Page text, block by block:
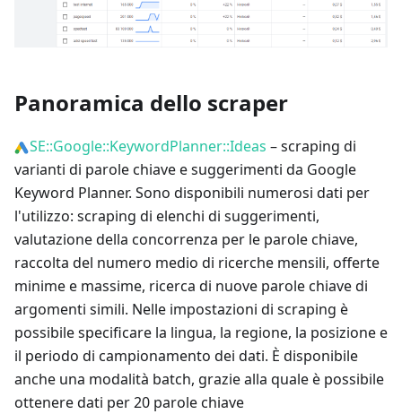
Panoramica dello scraper
SE::Google::KeywordPlanner::Ideas – scraping di
varianti di parole chiave e suggerimenti da Google
Keyword Planner. Sono disponibili numerosi dati per
l'utilizzo: scraping di elenchi di suggerimenti,
valutazione della concorrenza per le parole chiave,
raccolta del numero medio di ricerche mensili, offerte
minime e massime, ricerca di nuove parole chiave di
argomenti simili. Nelle impostazioni di scraping è
possibile specificare la lingua, la regione, la posizione e
il periodo di campionamento dei dati. È disponibile
anche una modalità batch, grazie alla quale è possibile
ottenere dati per 20 parole chiave